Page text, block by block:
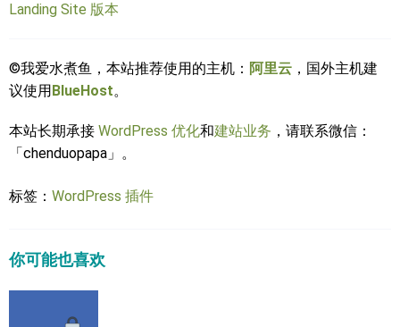
Landing Site 版本
©我爱水煮鱼，本站推荐使用的主机： 阿里云 ，国外主机建
议使用BlueHost。
本站长期承接 WordPress 优化和建站业务 ，请联系微信：
「chenduopapa」。
标签： WordPress 插件
你可能也喜欢